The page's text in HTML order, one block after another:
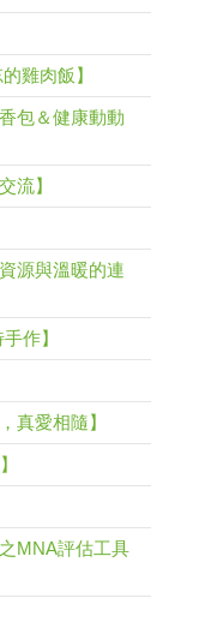
雞肉飯】
包＆健康動動
流】
源與溫暖的連
作】
真愛相隨】
MNA評估工具